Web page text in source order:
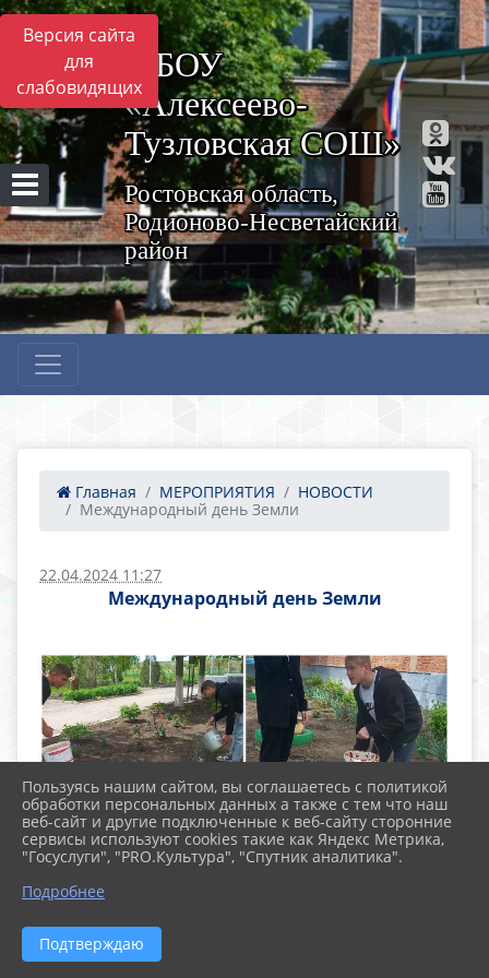
Версия сайта
для
слабовидящих
МБОУ
«Алексеево-
Тузловская СОШ»
Ростовская область,
Родионово-Несветайский
район
Главная МЕРОПРИЯТИЯ
НОВОСТИ
Международный день Земли
22.04.2024 11:27
Международный день Земли
Пользуясь нашим сайтом, вы соглашаетесь с политикой
обработки персональных данных а также с тем что наш
веб-сайт и другие подключенные к веб-сайту сторонние
сервисы используют cookies такие как Яндекс Метрика,
"Госуслуги", "PRO.Культура", "Спутник аналитика".
Подробнее
Подтверждаю